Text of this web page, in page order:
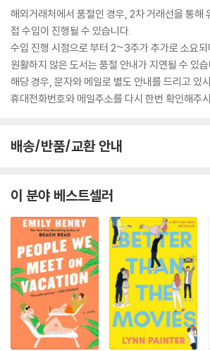
해외거래처에서 품절인 경우, 2차 거래선을 통해
접 수입이 진행될 수 있습니다.
수입 진행 시점으로 부터 2~3주가 추가로 소요
원활하지 않은 도서는 품절 안내가 지연될 수 있
해당 경우, 문자와 메일로 별도 안내를 드리고 있
휴대전화번호와 메일주소를 다시 한번 확인해주
배송/반품/교환 안내
이 분야 베스트셀러